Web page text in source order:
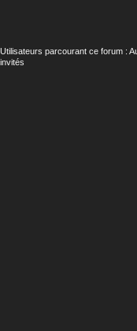
Utilisateurs parcourant ce forum :
invités